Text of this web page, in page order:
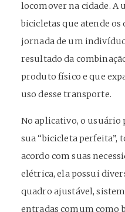
locomover na cidade. A
bicicletas que atende
jornada de um
resultado da
produto físico e que
uso desse transporte.
No aplicativo, o usuário
sua “bicicleta perfeita”,
acordo com suas
elétrica, ela possui
quadro ajustável,
entradas comum como